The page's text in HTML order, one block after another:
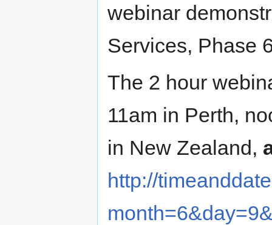
webinar
Services, Phase
The 2 hour
11am in Perth,
in New Zealand,
http://